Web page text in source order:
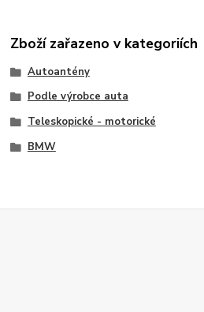
Zboží zařazeno v kategoriích
Autoantény
Podle výrobce auta
Teleskopické - motorické
BMW